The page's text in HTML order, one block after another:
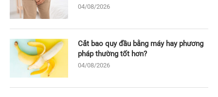
04/08/2026
Cắt bao quy đầu bằng máy hay phương
pháp thường tốt hơn?
04/08/2026